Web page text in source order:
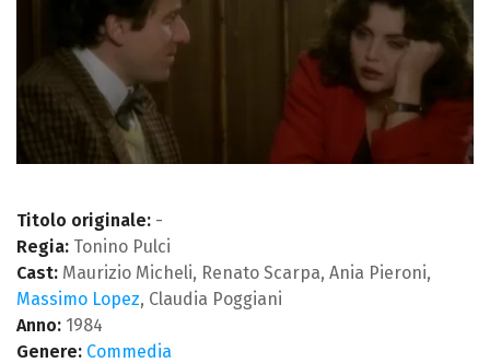
Titolo originale: -
Regia: Tonino Pulci
Cast: Maurizio Micheli, Renato Scarpa, Ania Pieroni,
Massimo Lopez, Claudia Poggiani
Anno: 1984
Genere: Commedia